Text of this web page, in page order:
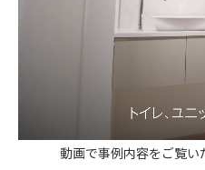
動画で事例内容をご覧い